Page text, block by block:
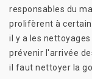
responsables du
prolifèrent à
il y a les
prévenir l'arrivée
il faut nettoyer la